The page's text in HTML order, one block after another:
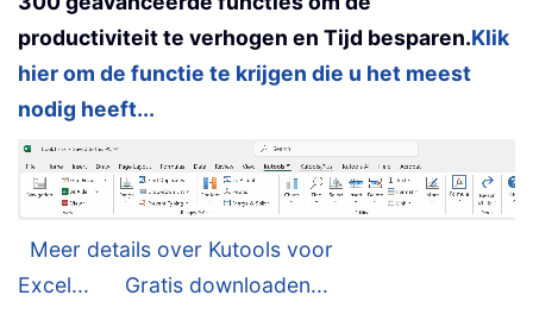
productiviteit te verhogen en Tijd besparen.Klik
hier om de functie te krijgen die u het meest
nodig heeft...
Meer details over Kutools voor
Excel...
Gratis downloaden...